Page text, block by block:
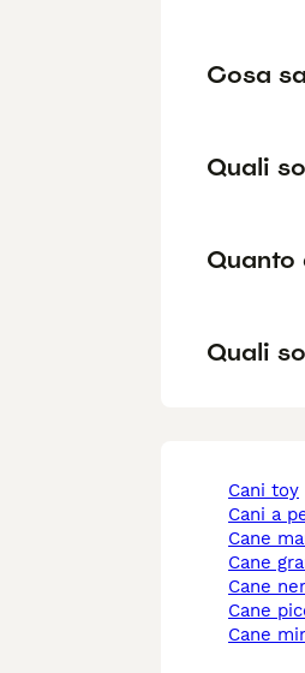
Cosa
Quali
Quanto
Quali
cani toy
cani a
cane
cane
cane
cane
cane